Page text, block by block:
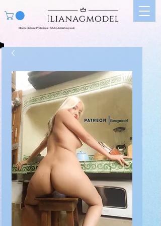
Modelo | Edecán Profesional | UGC | Artista Corporal |